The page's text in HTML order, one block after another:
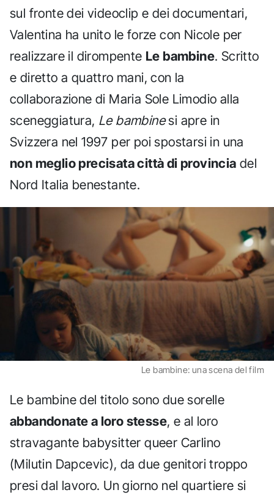
sul fronte dei videoclip e dei documentari,
Valentina ha unito le forze con Nicole per
realizzare il dirompente Le bambine. Scritto
e diretto a quattro mani, con la
collaborazione di Maria Sole Limodio alla
sceneggiatura, Le bambinesi apre in
Svizzera nel 1997 per poi spostarsi in una
non meglio precisata città di provincia del
Nord Italia benestante.
Le bambine: una scena del film
Le bambine del titolo sono due sorelle
abbandonate a loro stesse, e al loro
stravagante babysitter queer Carlino
(Milutin Dapcevic), da due genitori troppo
presi dal lavoro. Un giorno nel quartiere si